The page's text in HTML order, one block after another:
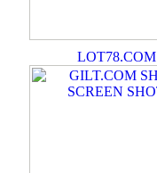
LOT78.COM